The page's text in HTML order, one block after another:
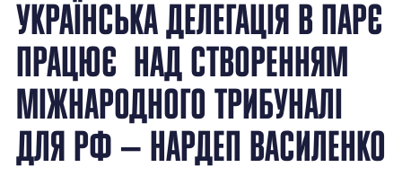
УКРАЇНСЬКА ДЕЛЕГАЦІЯ В ПАРЄ
ПРАЦЮЄ НАД СТВОРЕННЯМ
МІЖНАРОДНОГО ТРИБУНАЛІ
ДЛЯ РФ — НАРДЕП ВАСИЛЕНКО